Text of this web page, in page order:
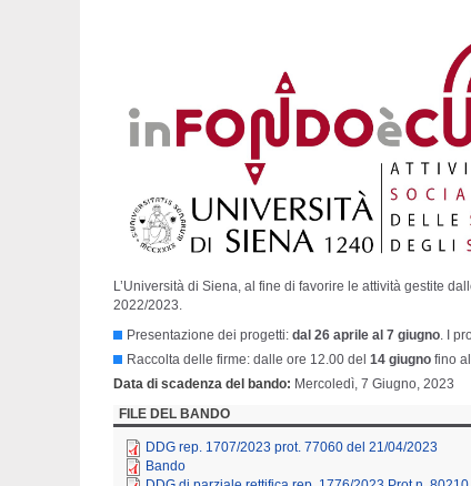
L’Università di Siena, al fine di favorire le attività gestite
2022/2023.
Presentazione dei progetti: dal 26 aprile al 7 giugno . I
Raccolta delle firme: dalle ore 12.00 del 14 giugno fino
Data di scadenza del bando Mercoledì, 7 Giugno, 2023
FILE DEL BANDO
DDG rep. 1707/2023 prot. 77060 del 21/04/2023
Bando